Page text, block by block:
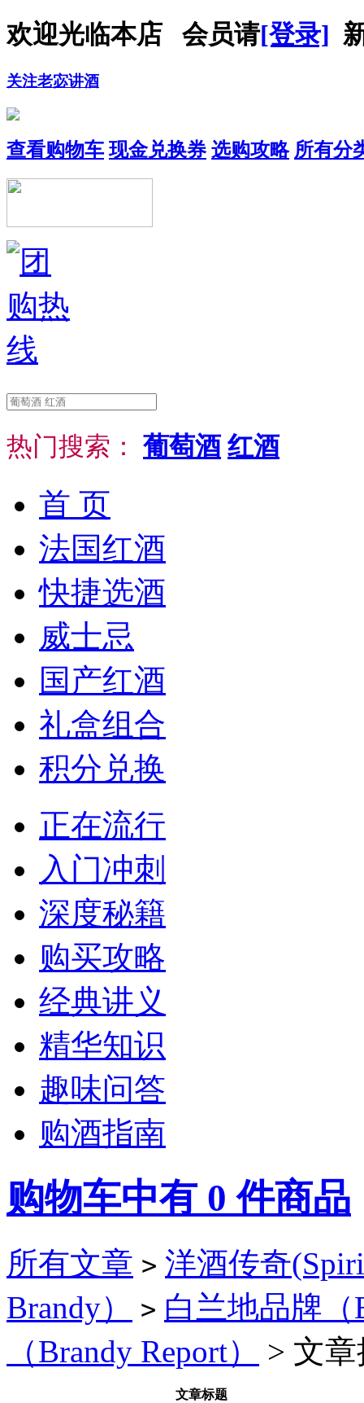
欢迎光临本店 会员请[登录]
关注老宓讲酒
查看购物车 现金兑换券 选购攻略 所有分
热门搜索： 葡萄酒 红酒
首 页
法国红酒
快捷选酒
威士忌
国产红酒
礼盒组合
积分兑换
正在流行
入门冲刺
深度秘籍
购买攻略
经典讲义
精华知识
趣味问答
购酒指南
购物车中有 0 件商品
所有文章 > 洋酒传奇
Brandy）
> 白兰地品牌（
（Brandy Report）
> 文
文章标题